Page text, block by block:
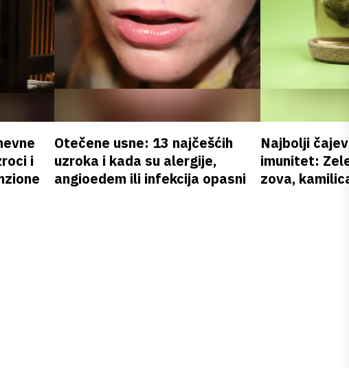
i
Otečene usne: 13 najčešćih
uzroka i kada su alergije,
angioedem ili infekcija opasni
Najbolji
imunitet:
zova,